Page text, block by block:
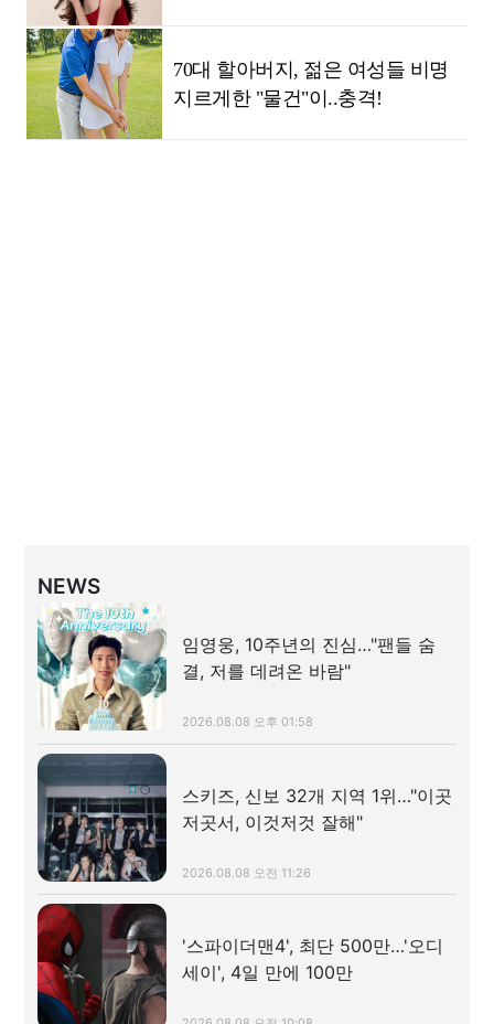
NEWS
임영웅, 10주년의 진심…"팬들 숨
결, 저를 데려온 바람"
2026.08.08 오후 01:58
스키즈, 신보 32개 지역 1위…"이곳
저곳서, 이것저것 잘해"
2026.08.08 오전 11:26
'스파이더맨4', 최단 500만…'오디
세이', 4일 만에 100만